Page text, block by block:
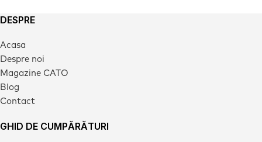
DESPRE
Acasa
Despre noi
Magazine CATO
Blog
Contact
GHID DE CUMPĂRĂTURI